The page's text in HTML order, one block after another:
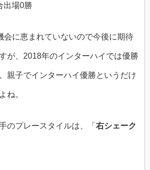
出場0勝
会に恵まれていないので今後に期待
が、2018年のインターハイでは優勝
親子でインターハイ優勝というだけ
ね。
のプレースタイルは、「 右シェーク